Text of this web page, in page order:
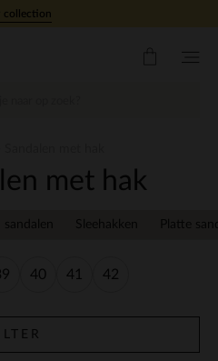
collection
met hak
sandalen Sleehakken Platte
40 41 42